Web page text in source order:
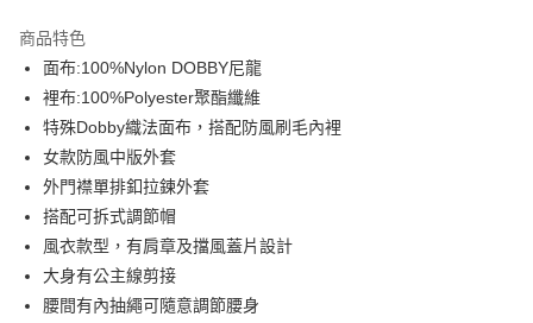
合作金庫商業銀行
華南商業銀行
上海商業儲蓄銀行
國泰世華商業銀行
兆豐國際商業銀行
臺灣中小企業銀行
匯豐（台灣）商業銀行
聯邦商業銀行
元大商業銀行
玉山商業銀行
星展（台灣）商業銀行
台新國際商業銀行
台灣樂天信用卡公司
超商取貨付款
LINE Pay
Apple Pay
街口支付
AFTEE先享後付
相關說明
商品特色
面布:100%Nylon DOBBY尼龍
裡布:100%Polyester聚酯纖維
特殊Dobby織法面布，搭配防風刷毛內裡
女款防風中版外套
外門襟單排釦拉鍊外套
搭配可拆式調節帽
風衣款型，有肩章及擋風蓋片設計
大身有公主線剪接
腰間有內抽繩可隨意調節腰身